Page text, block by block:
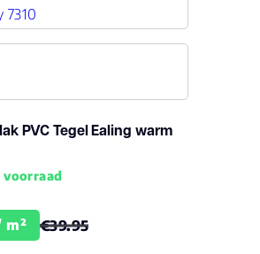
PVC Tegel Ealing warm
voorraad
m² €39.95